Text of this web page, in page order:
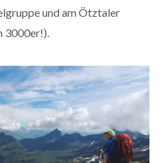
und am Ötztaler
3000er!).